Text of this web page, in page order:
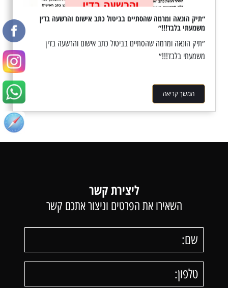
״תיק הונאה ומרמה שהסתיים בביטול כתב אישום והרשעה בדין
משמעתי בלבד!!!״
״תיק הונאה ומרמה שהסתיים בביטול כתב אישום והרשעה בדין
משמעתי בלבד!!!״
המשך קריאה
ליצירת קשר
השאירו את הפרטים וניצור אתכם קשר